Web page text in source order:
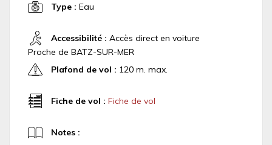
Type : Eau
Accessibilité : Accès direct en voiture
Proche de BATZ-SUR-MER
Plafond de vol : 120 m. max.
Fiche de vol : Fiche de vol
Notes :